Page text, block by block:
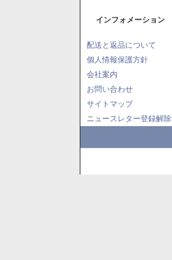
インフォメーション
配送と返品について
個人情報保護方針
会社案内
お問い合わせ
サイトマップ
ニュースレター登録解除